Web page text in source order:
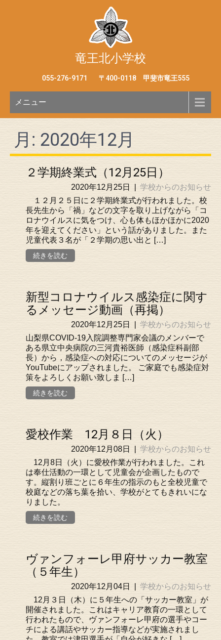
竜王北小学校
055-276-9171 〒400-0118 甲斐市竜王555
メニュー
月: 2020年12月
２学期終業式（12月25日）
2020年12月25日
学校からのお知らせ
１２月２５日に２学期終業式が行われました。校
長先生から「禍」などの文字を取り上げながら「コ
ロナウイルスに気をつけ、心も体もほかほかに2020
年を迎えてください」という話がありました。また
児童代表３名が「２学期の思い出と […]
続きを読む
新型コロナウイルス感染症に関す
るメッセージ動画（再掲）
2020年12月25日
学校からのお知らせ
山梨県COVID-19入院調整専門家会議のメンバーで
ある県立中央病院の三河貴裕医師（感染症科副部
長）から，感染症への対応についてのメッセージが
YouTubeにアップされました。 ご家庭でも感染症対
策をよろしくお願い致しま […]
続きを読む
愛校作業 12月８日（火）
2020年12月08日
学校からのお知らせ
12月8日（火）に愛校作業が行われました。これ
は奉仕活動の一環として児童会が企画したもので
す。縦割り班ごとに６年生の指示のもと全校児童で
校庭などの落ち葉を拾い、学校がとてもきれいにな
りました。
続きを読む
ヴァンフォーレ甲府サッカー教室
（５年生）
2020年12月04日
学校からのお知らせ
12月３日（木）に５年生への「サッカー教室」が
開催されました。これはキャリア教育の一環として
行われたもので、ヴァンフォーレ甲府の選手やコー
チによる講話やサッカー指導などが実施されまし